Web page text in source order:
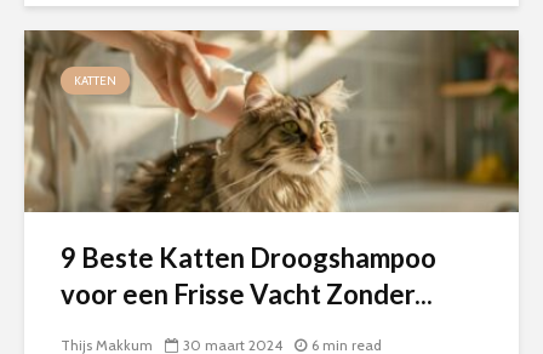
KATTEN
9 Beste Katten Droogshampoo
voor een Frisse Vacht Zonder...
Thijs Makkum 30 maart 2024 6 min read